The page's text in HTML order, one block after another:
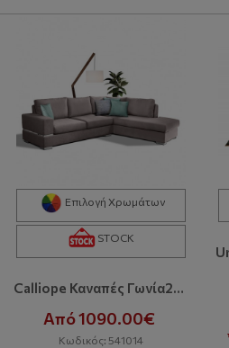
Επιλογή Χρωμάτων
STOCK
Calliope Καναπές Γωνία280x220x90 Cm Με Αδιάβροχο-Easy Clean Ύφασμα Bazaar
Από 1090.00€
Κωδικός: 541014